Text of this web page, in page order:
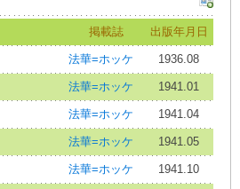
掲載誌 出版年月日
法華=ホッケ 1936.08
法華=ホッケ 1941.01
法華=ホッケ 1941.04
法華=ホッケ 1941.05
法華=ホッケ 1941.10